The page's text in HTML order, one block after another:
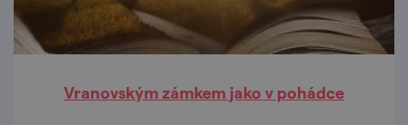
Vranovským zámkem jako v pohádce